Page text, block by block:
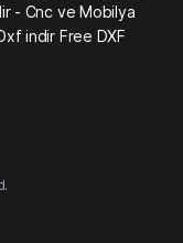
- Cnc ve Mobilya
indir Free DXF